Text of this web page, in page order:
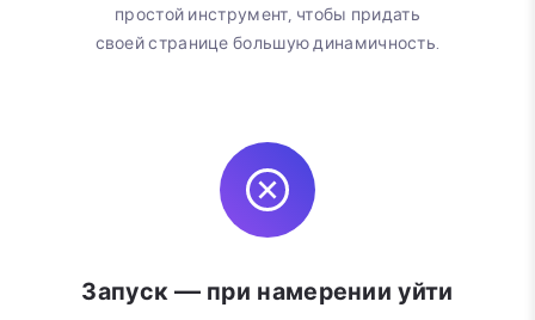
простой инструмент, чтобы придать
своей странице большую динамичность.
Запуск — при намерении уйти